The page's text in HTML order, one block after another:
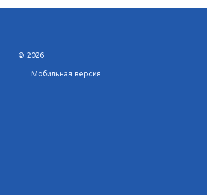
© 2026
Мобильная версия